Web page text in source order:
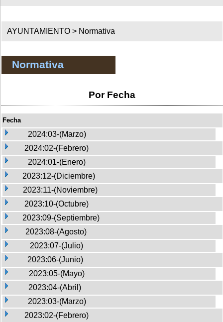
AYUNTAMIENTO > Normativa
Normativa
Por Fecha
Fecha
2024:03-(Marzo)
2024:02-(Febrero)
2024:01-(Enero)
2023:12-(Diciembre)
2023:11-(Noviembre)
2023:10-(Octubre)
2023:09-(Septiembre)
2023:08-(Agosto)
2023:07-(Julio)
2023:06-(Junio)
2023:05-(Mayo)
2023:04-(Abril)
2023:03-(Marzo)
2023:02-(Febrero)